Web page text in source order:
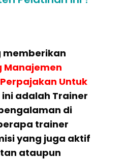
memberikan
Manajemen
Untuk
ini adalah Trainer
di
trainer
yang juga aktif
ataupun